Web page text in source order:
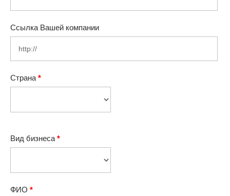
Ссылка Вашей компании
Страна *
Вид бизнеса *
ФИО *